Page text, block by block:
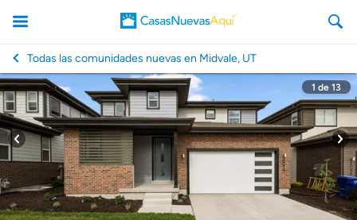
CasasNuevasAqui
Todas las comunidades nuevas en Midvale, UT
1 de 13